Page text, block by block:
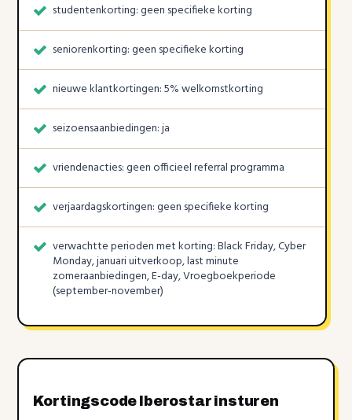
studentenkorting: geen specifieke korting
seniorenkorting: geen specifieke korting
nieuwe klantkortingen: 5% welkomstkorting
seizoensaanbiedingen: ja
vriendenacties: geen officieel referral programma
verjaardagskortingen: geen specifieke korting
verwachtte perioden met korting: Black Friday, Cyber
Monday, januari uitverkoop, last minute
zomeraanbiedingen, E-day, Vroegboekperiode
(september-november)
Kortingscode Iberostar insturen